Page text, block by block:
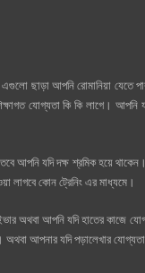
ছাড়া আপনি রোমানিয়া যেতে
যোগ্যতা কি কি লাগে। আপনি
আপনি যদি দক্ষ শ্রমিক হয়ে
লাগবে কোন ট্রেনিং এর মাধ্যমে।
অথবা আপনি যদি হাতের কাজে
অথবা আপনার যদি পড়ালেখার